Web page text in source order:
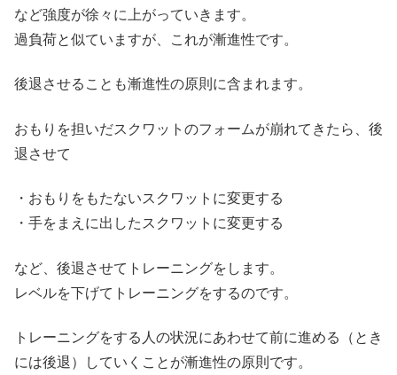
など強度が徐々に上がっていきます。
過負荷と似ていますが、これが漸進性です。
後退させることも漸進性の原則に含まれます。
おもりを担いだスクワットのフォームが崩れてきたら、後
退させて
・おもりをもたないスクワットに変更する
・手をまえに出したスクワットに変更する
など、後退させてトレーニングをします。
レベルを下げてトレーニングをするのです。
トレーニングをする人の状況にあわせて前に進める（とき
には後退）していくことが漸進性の原則です。